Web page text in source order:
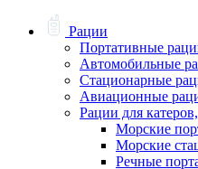
Рации
Портативные
Автомобильные
Стационарные
Авиационные
Рации для
Морские
Морские
Речные